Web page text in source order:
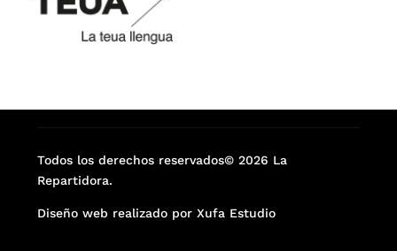
Todos los derechos reservados© 2026 La
Repartidora.
Diseño web realizado por Xufa Estudio